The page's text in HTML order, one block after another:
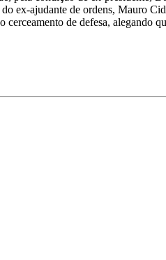
ex-ajudante de ordens, Mauro
cerceamento de defesa, alegando